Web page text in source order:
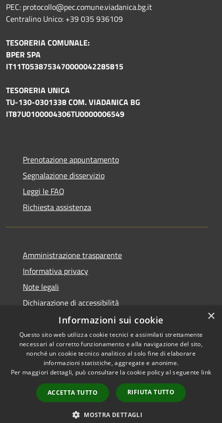
PEC: protocollo@pec.comune.viadanica.bg.it
Centralino Unico: +39 035 936109
TESORERIA COMUNALE:
BPER SPA
IT11T0538753470000042285815
TESORERIA UNICA
TU-130-0301338 COM. VIADANICA BG
IT87U0100004306TU0000006549
Prenotazione appuntamento
Segnalazione disservizio
Leggi le FAQ
Richiesta assistenza
Amministrazione trasparente
Informativa privacy
Note legali
Dichiarazione di accessibilità
Accessibilità
Privacy
Mappa del sito
Copyright © 2026 • Comune di
Viadanica • Powered by
Municipium•Accesso
redazione
×
Informazioni sui cookie
Questo sito web utilizza cookie tecnici e assimilati strettamente
necessari al corretto funzionamento e alla navigazione del sito,
nonché un cookie tecnico analitico al solo fine di elaborare
informazioni statistiche, aggregate e anonime.
Per maggiori dettagli, può consultare la cookie policy al seguente link
ACCETTA TUTTO RIFIUTA TUTTO
MOSTRA DETTAGLI